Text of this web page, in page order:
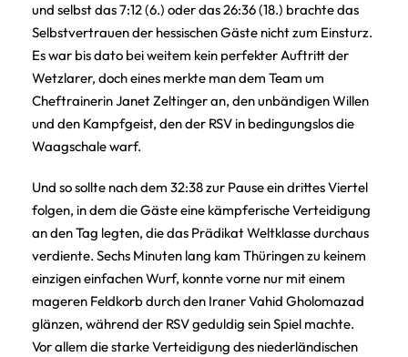
und selbst das 7:12 (6.) oder das 26:36 (18.) brachte das
Selbstvertrauen der hessischen Gäste nicht zum Einsturz.
Es war bis dato bei weitem kein perfekter Auftritt der
Wetzlarer, doch eines merkte man dem Team um
Cheftrainerin Janet Zeltinger an, den unbändigen Willen
und den Kampfgeist, den der RSV in bedingungslos die
Waagschale warf.
Und so sollte nach dem 32:38 zur Pause ein drittes Viertel
folgen, in dem die Gäste eine kämpferische Verteidigung
an den Tag legten, die das Prädikat Weltklasse durchaus
verdiente. Sechs Minuten lang kam Thüringen zu keinem
einzigen einfachen Wurf, konnte vorne nur mit einem
mageren Feldkorb durch den Iraner Vahid Gholomazad
glänzen, während der RSV geduldig sein Spiel machte.
Vor allem die starke Verteidigung des niederländischen